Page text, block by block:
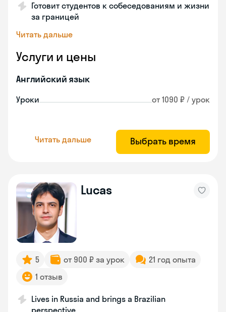
Готовит студентов к собеседованиям и жизни
за границей
Читать дальше
Услуги и цены
Английский язык
Уроки от 1090 ₽ / урок
Читать дальше Выбрать время
Lucas
5 от 900 ₽ за урок
21 год опыта
1 отзыв
Lives in Russia and brings a Brazilian
perspective